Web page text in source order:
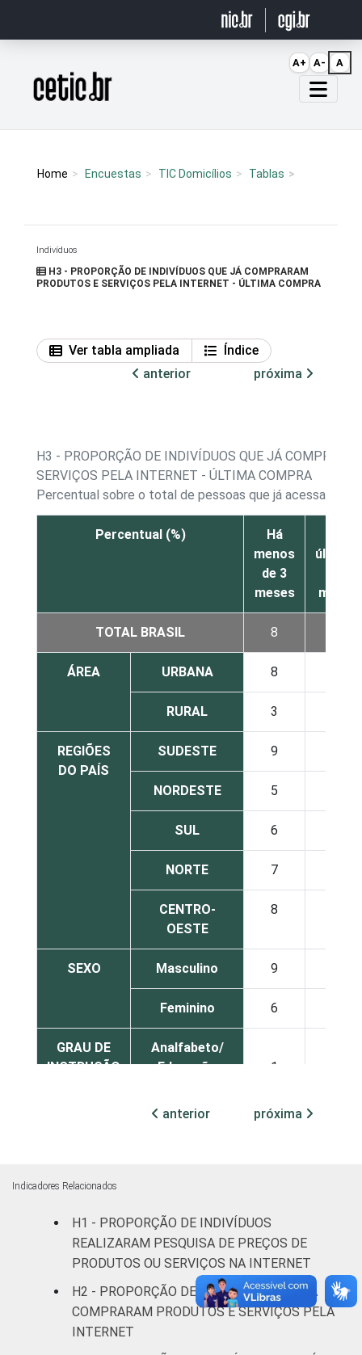
Página inicial
Home Encuestas TIC Domicílios Tablas
Indivíduos
H3 - PROPORÇÃO DE INDIVÍDUOS QUE JÁ COMPRARAM
PRODUTOS E SERVIÇOS PELA INTERNET - ÚLTIMA COMPRA
Ver tabla ampliada
Índice
anterior
próxima
H3 - PROPORÇÃO DE INDIVÍDUOS QUE JÁ
SERVIÇOS PELA INTERNET - ÚLTIMA COMPRA
Percentual sobre o total de pessoas que já acessaram
Percentual (%)
Há
menos
de 3
meses
últimos
meses
TOTAL BRASIL 8
ÁREA URBANA 8
RURAL 3
REGIÕES
DO PAÍS
SUDESTE 9
NORDESTE 5
SUL 6
NORTE 7
CENTRO-
OESTE
8
SEXO Masculino 9
Feminino 6
GRAU DE
INSTRUÇÃO
Analfabeto/
Educação
1
FAIXA
ETÁRIA
De 10 a 15
anos
1
De 16 a 24
6 12
anterior próxima
Indicadores Relacionados
H1 - PROPORÇÃO DE INDIVÍDUOS
REALIZARAM PESQUISA DE PREÇOS DE
PRODUTOS OU SERVIÇOS NA INTERNET
H2 - PROPORÇÃO DE INDIVÍDUOS QUE JÁ
COMPRARAM PRODUTOS E SERVIÇOS PELA
INTERNET
A+ A- A